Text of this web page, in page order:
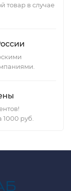
товар в случае
руб.